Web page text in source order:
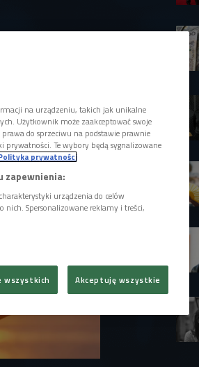
się
na
na urządzeniu, takich jak unikalne
Użytkownik może zaakceptować swoje
do sprzeciwu na podstawie prawnie
Te wybory będą sygnalizowane
Polityka prywatności
zapewnienia:
urządzenia do celów
Spersonalizowane reklamy i treści,
wszystkich Akceptuję wszystkie